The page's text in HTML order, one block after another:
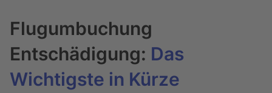
Flugumbuchung
Entschädigung: Das
Wichtigste in Kürze